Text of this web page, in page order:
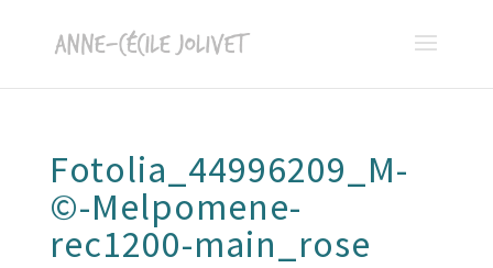
Fotolia_44996209_M-
©-Melpomene-
rec1200-main_rose